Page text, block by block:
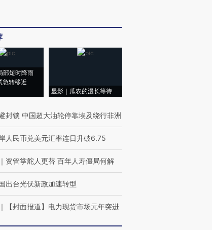
部短时降雨
急转移近
显影｜瓜农的漫长等待
封锁 中国超大油轮停靠埃及绕行非洲
人民币兑美元汇率连日升破6.75
｜ 资管掌舵人更替 百年人寿僵局何解
出台光伏新政加速转型
｜ 【封面报道】电力现货市场元年突进